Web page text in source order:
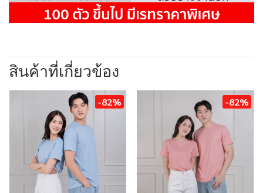
สินค้าที่เกี่ยวข้อง
-82% -82%